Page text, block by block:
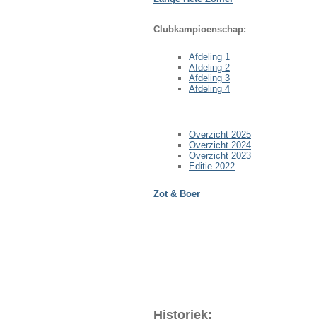
Clubkampioenschap:
Afdeling 1
Afdeling 2
Afdeling 3
Afdeling 4
Overzicht 2025
Overzicht 2024
Overzicht 2023
Editie 2022
Zot & Boer
Historiek: